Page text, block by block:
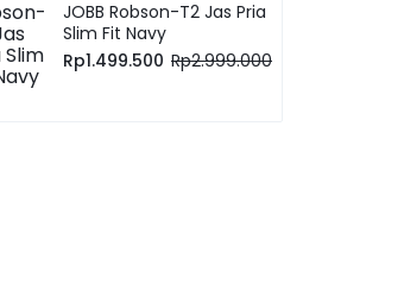
JOBB Robson-T2 Jas Pria
Slim Fit Navy
Rp1.499.500 Rp2.999.000